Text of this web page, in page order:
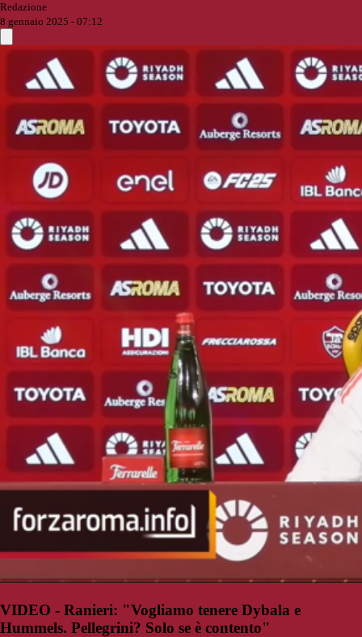
Redazione
8 gennaio 2025 - 07:12
VIDEO - Ranieri: "Vogliamo tenere Dybala e
Hummels. Pellegrini? Solo se è contento"